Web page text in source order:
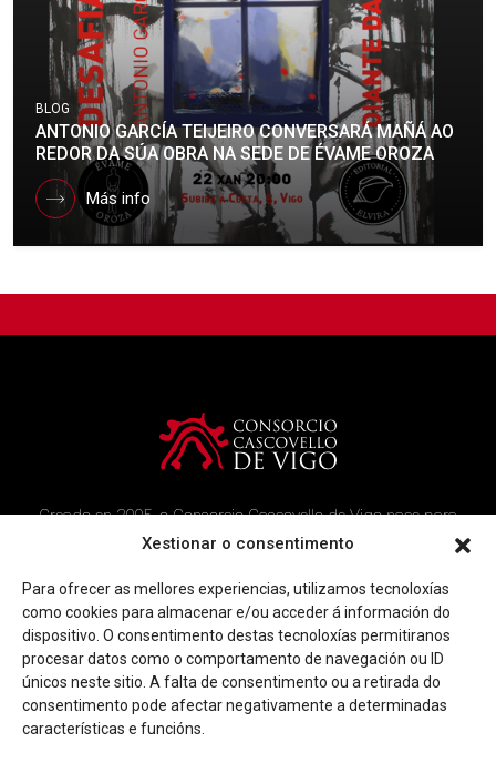
Xestionar o consentimento
Para ofrecer as mellores experiencias, utilizamos tecnoloxías
como cookies para almacenar e/ou acceder á información do
dispositivo. O consentimento destas tecnoloxías permitiranos
procesar datos como o comportamento de navegación ou ID
únicos neste sitio. A falta de consentimento ou a retirada do
consentimento pode afectar negativamente a determinadas
características e funcións.
BLOG
ANTONIO GARCÍA TEIJEIRO CONVERSARÁ MAÑÁ AO
REDOR DA SÚA OBRA NA SEDE DE ÉVAME OROZA
Más info
Creado en 2005, o Consorcio Cascovello de Vigo nace para
atender aos veciños do casco histórico, creando un ambicioso
Imaxe corporativa Contacto
Facebook Twitter Youtube
Instagram
Rúa Ferrería, 45 Baixo 36202 Vigo (Pontevedra)
info@consorciocascovellovigo.org